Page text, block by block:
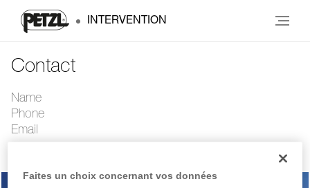
INTERVENTION
Contact
Name
Phone
Email
Faites un choix concernant vos données